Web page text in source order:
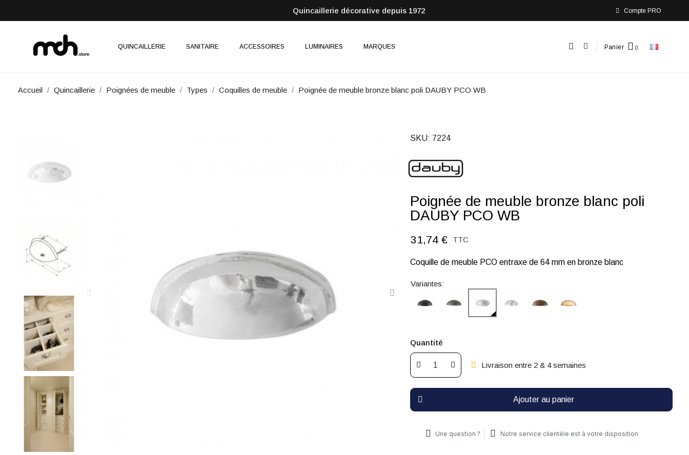
Quincaillerie décorative depuis 1972 Compte PRO
QUINCAILLERIE SANITAIRE ACCESSOIRES LUMINAIRES MARQUES Panier
Accueil Quincaillerie Poignées de meuble Types Coquilles de meuble Poignée de meuble bronze blanc poli DAUBY PCO WB
SKU 7224
Poignée de meuble bronze blanc poli
DAUBY PCO WB
31,74 € TTC
Coquille de meuble PCO entraxe de 64 mm en bronze blanc
Variantes:
Quantité
Livraison entre 2 & 4 semaines
Ajouter au panier
Une question ? Notre service clientèle est à votre disposition